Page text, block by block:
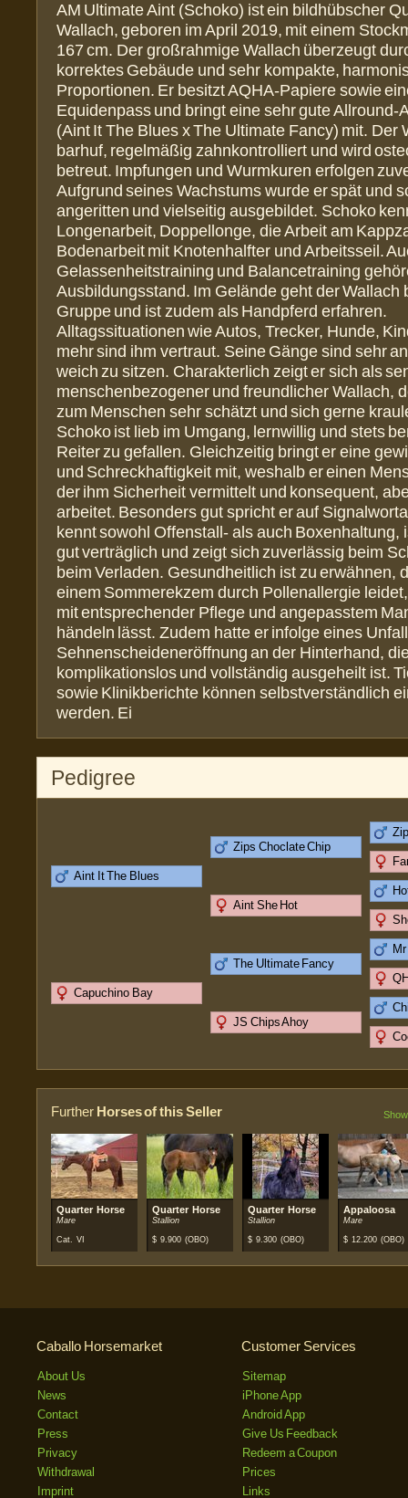
AM Ultimate Aint (Schoko) ist ein bildhübscher
Wallach, geboren im April 2019, mit einem
167 cm. Der großrahmige Wallach überzeugt
korrektes Gebäude und sehr kompakte,
Proportionen. Er besitzt AQHA-Papiere sowie
Equidenpass und bringt eine sehr gute Allround-
(Aint It The Blues x The Ultimate Fancy) mit. Der
barhuf, regelmäßig zahnkontrolliert und wird
betreut. Impfungen und Wurmkuren erfolgen
Aufgrund seines Wachstums wurde er spät und
angeritten und vielseitig ausgebildet. Schoko
Longenarbeit, Doppellonge, die Arbeit am
Bodenarbeit mit Knotenhalfter und Arbeitsseil.
Gelassenheitstraining und Balancetraining
Ausbildungsstand. Im Gelände geht der Wallach
Gruppe und ist zudem als Handpferd erfahren.
Alltagssituationen wie Autos, Trecker, Hunde,
mehr sind ihm vertraut. Seine Gänge sind sehr
weich zu sitzen. Charakterlich zeigt er sich als
menschenbezogener und freundlicher Wallach,
zum Menschen sehr schätzt und sich gerne
Schoko ist lieb im Umgang, lernwillig und stets
Reiter zu gefallen. Gleichzeitig bringt er eine
und Schreckhaftigkeit mit, weshalb er einen
der ihm Sicherheit vermittelt und konsequent,
arbeitet. Besonders gut spricht er auf
kennt sowohl Offenstall- als auch Boxenhaltung,
gut verträglich und zeigt sich zuverlässig beim
beim Verladen. Gesundheitlich ist zu erwähnen,
einem Sommerekzem durch Pollenallergie
mit entsprechender Pflege und angepasstem
händeln lässt. Zudem hatte er infolge eines
Sehnenscheideneröffnung an der Hinterhand,
komplikationslos und vollständig ausgeheilt ist.
sowie Klinikberichte können selbstverständlich
werden. Ei
Pedigree
Aint It The Blues
Zips Choclate Chip
Aint She Hot
Capuchino Bay
The Ultimate Fancy
JS Chips Ahoy
Further Horses of this Seller
Quarter Horse
Mare
Cat. VI
Quarter Horse
Stallion
$ 9.900 (OBO)
Quarter Horse
Stallion
$ 9.300 (OBO)
Appaloosa
Mare
$ 12.200 (OBO)
Caballo Horsemarket
About Us
News
Contact
Press
Privacy
Withdrawal
Imprint
Customer Services
Sitemap
iPhone App
Android App
Give Us Feedback
Redeem a Coupon
Prices
Links